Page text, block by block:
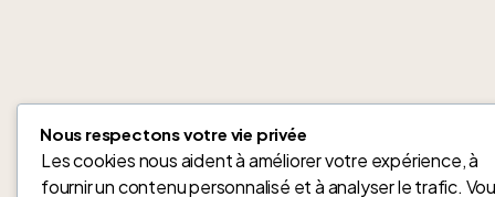
Nous respectons votre vie privée
Les cookies nous aident à améliorer votre expérience, à
fournir un contenu personnalisé et à analyser le trafic.